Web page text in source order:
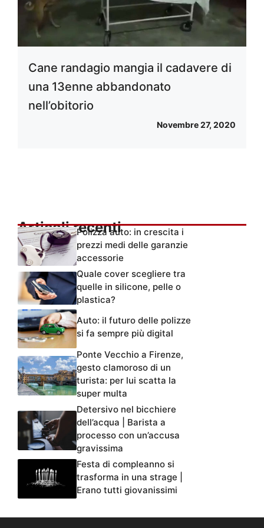
Cane randagio mangia il cadavere di
una 13enne abbandonato
nell’obitorio
Novembre 27, 2020
Articoli recentiPolizza auto: in crescita i
prezzi medi delle garanzie
accessorie
Quale cover scegliere tra
quelle in silicone, pelle o
plastica?
Auto: il futuro delle polizze
si fa sempre più digital
Ponte Vecchio a Firenze,
gesto clamoroso di un
turista: per lui scatta la
super multa
Detersivo nel bicchiere
dell’acqua | Barista a
processo con un’accusa
gravissima
Festa di compleanno si
trasforma in una strage |
Erano tutti giovanissimi